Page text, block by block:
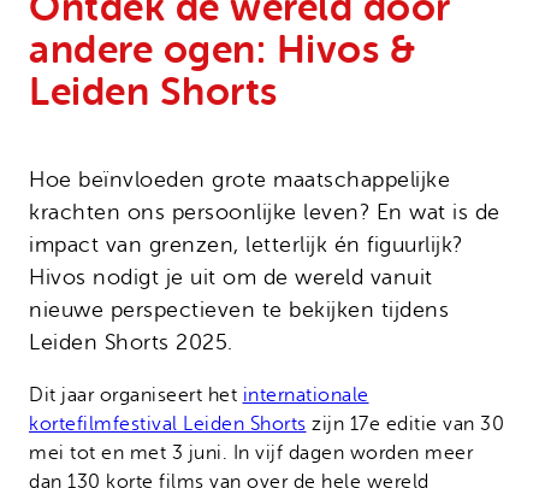
andere ogen: Hivos &
Leiden Shorts
Hoe beïnvloeden grote maatschappelijke
krachten ons persoonlijke leven? En wat is de
impact van grenzen, letterlijk én figuurlijk?
Hivos nodigt je uit om de wereld vanuit
nieuwe perspectieven te bekijken tijdens
Leiden Shorts 2025.
Dit jaar organiseert het internationale
kortefilmfestival Leiden Shorts zijn 17e editie van 30
mei tot en met 3 juni. In vijf dagen worden meer
dan 130 korte films van over de hele wereld
Noodfonds voor activisten
Onze successen
Jaarverslag
Veelgestelde vragen